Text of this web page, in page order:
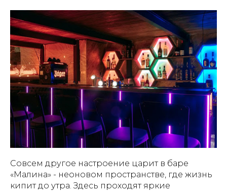
Совсем другое настроение царит в баре
«Малина» - неоновом пространстве, где жизнь
кипит до утра. Здесь проходят яркие